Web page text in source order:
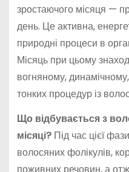
зростаючого місяця —
день. Це активна,
природні процеси в
Місяць при цьому
вогняному,
тонких процедур із
Що відбувається з
місяці?Під час цієї
волосяних фолікулів,
поживних речовин, а